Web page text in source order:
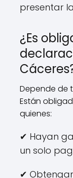
presentar
¿Es
Depende de
Están
quienes:
✔ Hayan
un solo
✔